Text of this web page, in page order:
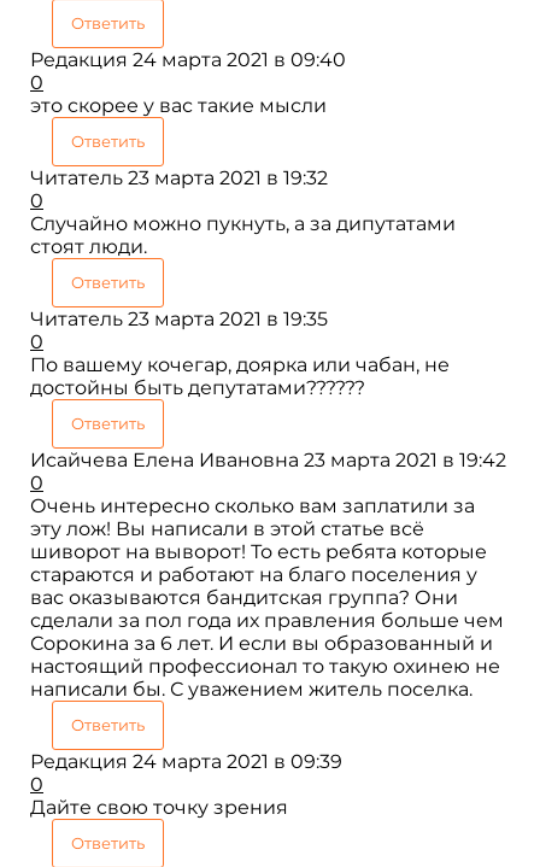
Ответить
Редакция 24 марта 2021 в 09:40
0
это скорее у вас такие мысли
Ответить
Читатель 23 марта 2021 в 19:32
0
Случайно можно пукнуть, а за дипутатами
стоят люди.
Ответить
Читатель 23 марта 2021 в 19:35
0
По вашему кочегар, доярка или чабан, не
достойны быть депутатами??????
Ответить
Исайчева Елена Ивановна 23 марта 2021 в 19:42
0
Очень интересно сколько вам заплатили за
эту лож! Вы написали в этой статье всё
шиворот на выворот! То есть ребята которые
стараются и работают на благо поселения у
вас оказываются бандитская группа? Они
сделали за пол года их правления больше чем
Сорокина за 6 лет. И если вы образованный и
настоящий профессионал то такую охинею не
написали бы. С уважением житель поселка.
Ответить
Редакция 24 марта 2021 в 09:39
0
Дайте свою точку зрения
Ответить